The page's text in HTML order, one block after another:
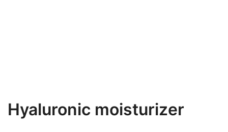
Hyaluronic moisturizer